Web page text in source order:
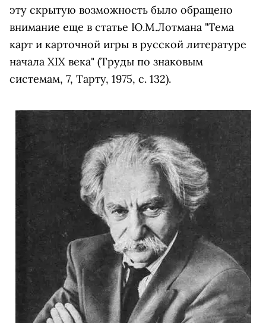
эту скрытую возможность было обращено
внимание еще в статье Ю.М.Лотмана "Тема
карт и карточной игры в русской литературе
начала XIX века" (Труды по знаковым
системам, 7, Тарту, 1975, с. 132).